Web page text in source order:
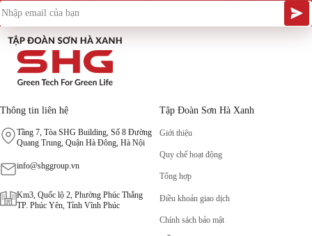
Thông tin liên hệ
Tầng 7, Tòa SHG Building, Số 8 Đường
Quang Trung, Quận Hà Đông, Hà Nội
info@shggroup.vn
Km3, Quốc lộ 2, Phường Phúc Thắng
TP. Phúc Yên, Tỉnh Vĩnh Phúc
Tập Đoàn Sơn Hà Xanh
Giới thiệu
Quy chế hoạt động
Tổng hợp
Điều khoản giao dịch
Chính sách bảo mật